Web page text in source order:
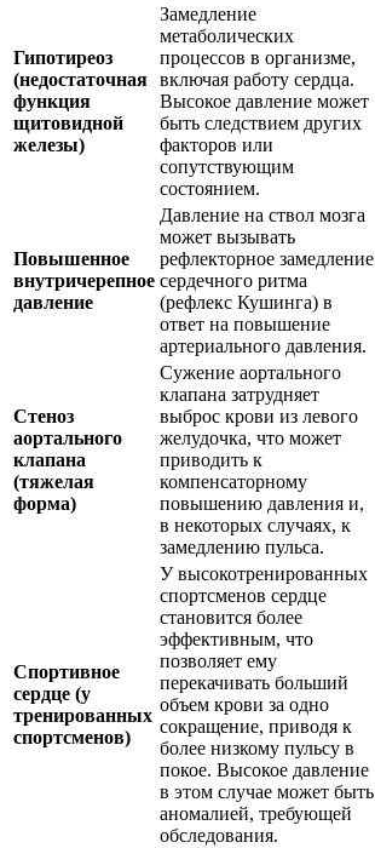
Гипотиреоз
(недостаточная
функция
щитовидной
железы)
Замедление
метаболических
процессов в организме,
включая работу сердца.
Высокое давление может
быть следствием других
факторов или
сопутствующим
состоянием.
Повышенное
внутричерепное
давление
Давление на ствол мозга
может вызывать
рефлекторное замедление
сердечного ритма
(рефлекс Кушинга) в
ответ на повышение
артериального давления.
Стеноз
аортального
клапана
(тяжелая
форма)
Сужение аортального
клапана затрудняет
выброс крови из левого
желудочка, что может
приводить к
компенсаторному
повышению давления и,
в некоторых случаях, к
замедлению пульса.
Спортивное
сердце (у
тренированных
спортсменов)
У высокотренированных
спортсменов сердце
становится более
эффективным, что
позволяет ему
перекачивать больший
объем крови за одно
сокращение, приводя к
более низкому пульсу в
покое. Высокое давление
в этом случае может быть
аномалией, требующей
обследования.